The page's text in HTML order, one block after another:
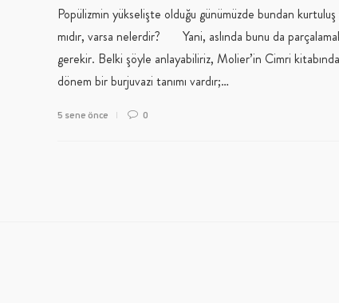
Popülizmin yükselişte olduğu günümüzde bundan
mıdır, varsa nelerdir? Yani, aslında bunu da
gerekir. Belki şöyle anlayabiliriz, Molier’in Cimri
dönem bir burjuvazi tanımı vardır;…
5 sene önce 0